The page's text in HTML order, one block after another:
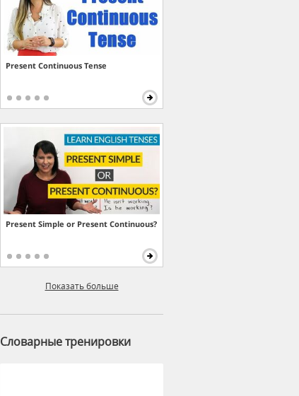
Present Continuous Tense
Present Simple or Present Continuous?
Показать больше
Словарные тренировки